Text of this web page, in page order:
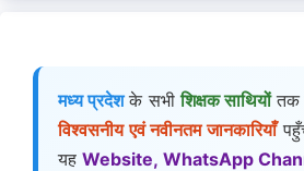
मध्य प्रदेशके सभीशिक्षक साथियोंतक
विश्वसनीय एवं नवीनतम जानकारियाँ
यहWebsite, WhatsApp